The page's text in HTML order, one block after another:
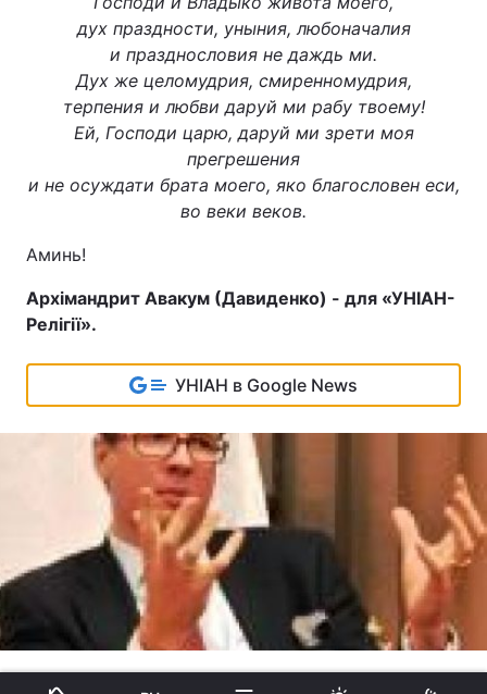
дух праздности, уныния, любоначалия
и празднословия не даждь ми.
Дух же целомудрия, смиренномудрия,
терпения и любви даруй ми рабу твоему!
Ей, Господи царю, даруй ми зрети моя
прегрешения
и не осуждати брата моего, яко благословен еси,
во веки веков.
Аминь!
Архімандрит Авакум (Давиденко) - для «УНІАН-
Релігії».
УНІАН в Google News